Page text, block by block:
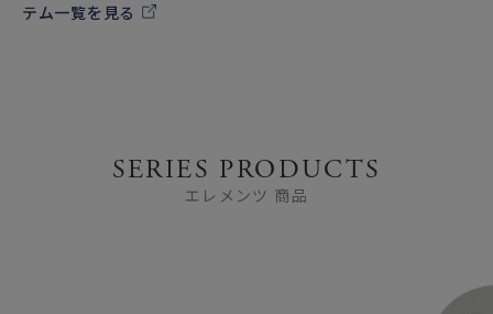
テム一覧を見る
SERIES PRODUCTS
エレメンツ 商品